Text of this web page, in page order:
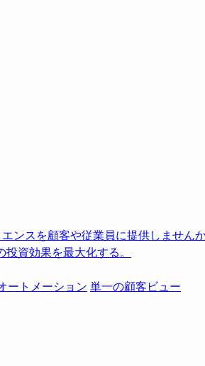
ンスを顧客や従業員に提供しません
資効果を最大化する。
ートメーション 単一の顧客ビュー